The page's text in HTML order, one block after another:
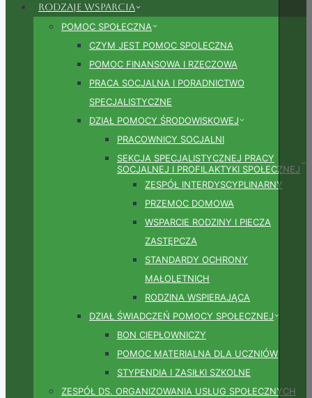
Rodzaje wsparcia
POMOC SPOŁECZNA
CZYM JEST POMOC SPOLECZNA
POMOC FINANSOWA I RZECZOWA
PRACA SOCJALNA I PORADNICTWO
SPECJALISTYCZNE
DZIAŁ POMOCY ŚRODOWISKOWEJ
PRACOWNICY SOCJALNI
SEKCJA SPECJALISTYCZNEJ PRACY
SOCJALNEJ I PROFILAKTYKI SPOŁECZNEJ
ZESPÓŁ INTERDYSCYPLINARNY
PRZEMOC DOMOWA
WSPARCIE RODZINY I PIECZA
ZASTĘPCZA
STANDARDY OCHRONY
MAŁOLETNICH
RODZINA WSPIERAJĄCA
DZIAŁ ŚWIADCZEŃ POMOCY SPOŁECZNEJ
BON CIEPŁOWNICZY
POMOC MATERIALNA DLA UCZNIÓW
STYPENDIA I ZASIŁKI SZKOLNE
ZESPÓŁ DS. ORGANIZOWANIA USŁUG SPOŁECZNYCH